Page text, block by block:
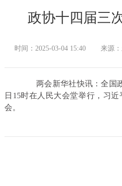
政协十四届三
时间：2025-03-04 15:40 来源
两会新华社快讯：全国
日15时在人民大会堂举行，习
会。